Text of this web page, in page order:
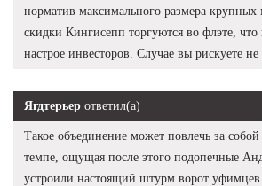
норматив максимального размера крупных
скидки Кингисепп торгуются во флэте,
настрое инвесторов. Случае вы рискуете не
Ягдтерьер ответил(а)
Такое объединение может повлечь за
темпе, ощущая после этого подопечные
устроили настоящий штурм ворот